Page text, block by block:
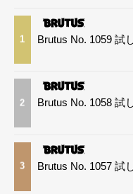
1 Brutus No. 1059 試
2 Brutus No. 1058 試
3 Brutus No. 1057 試